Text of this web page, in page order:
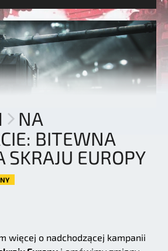
NA
BITEWNA
SKRAJU EUROPY
więcej o nadchodzącej kampanii